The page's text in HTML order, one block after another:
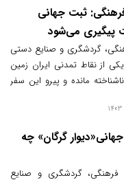
زیرساخت و اتصال،
ایمنی، امنیت و حفاظت از
سوی سازمان جهانی گردشگری
برای روستای جهانی در نظر
ثبت جهانی
پیگیری می‌شود
گردشگری و صنایع دستی
از نقاط تمدنی ایران زمین
مانده و پیرو این سفر
گرگان» چه
فرهنگی، گردشگری و صنایع